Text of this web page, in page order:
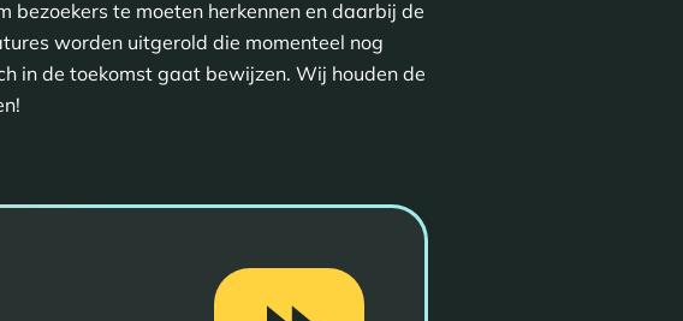
te moeten herkennen en daarbij de
worden uitgerold die momenteel nog
in de toekomst gaat bewijzen. Wij houden de